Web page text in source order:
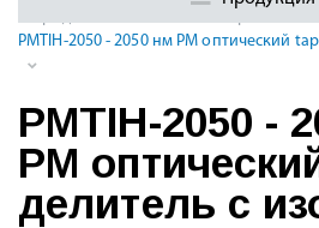
PMTIH-2050 - 2050 нм PM оптический
PMTIH-2050 -
PM
делитель с